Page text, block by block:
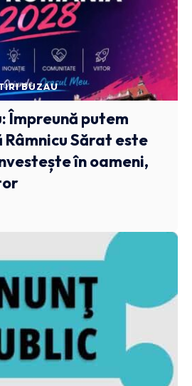
BUZAU
Împreună putem
Sărat este
în oameni,